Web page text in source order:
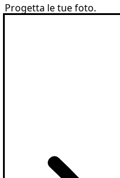
Progetta le tue foto.